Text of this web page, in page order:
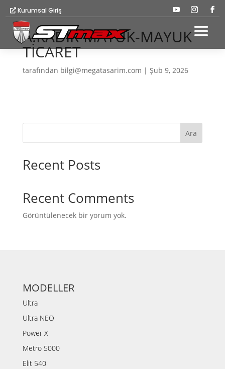
Kurumsal Giriş
A.KADİR MAYUK-MAYUK
TİCARET
tarafından bilgi@megatasarim.com | Şub 9, 2026
Ara
Recent Posts
Recent Comments
Görüntülenecek bir yorum yok.
MODELLER
Ultra
Ultra NEO
Power X
Metro 5000
Elit 540